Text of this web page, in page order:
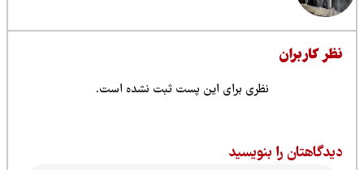
نظری برای این پست ثبت نشده است.
بنویسید